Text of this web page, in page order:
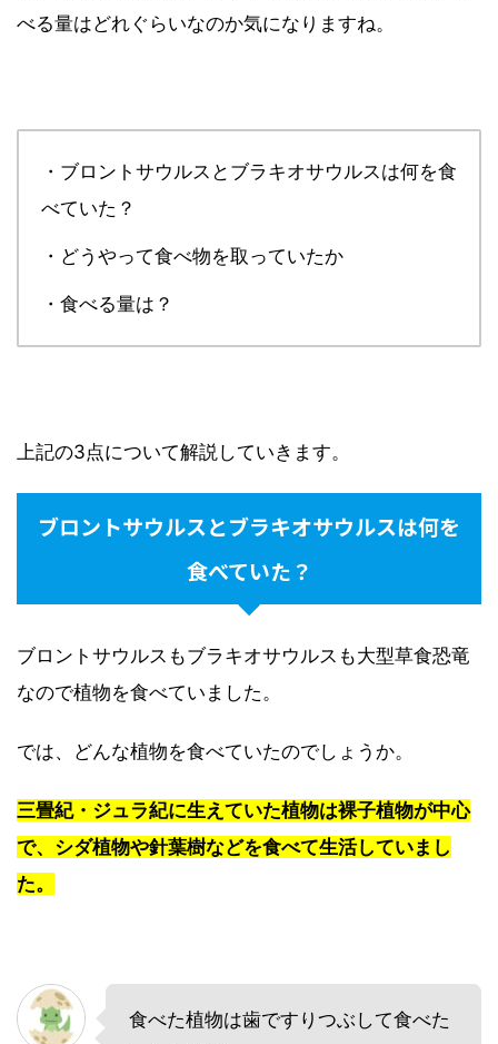
べる量はどれぐらいなのか気になりますね。
・ブロントサウルスとブラキオサウルスは何を食
べていた？
・どうやって食べ物を取っていたか
・食べる量は？
上記の3点について解説していきます。
ブロントサウルスとブラキオサウルスは何を
食べていた？
ブロントサウルスもブラキオサウルスも大型草食恐竜
なので植物を食べていました。
では、どんな植物を食べていたのでしょうか。
三畳紀・ジュラ紀に生えていた植物は裸子植物が中心
で、シダ植物や針葉樹などを食べて生活していまし
た。
食べた植物は歯ですりつぶして食べた